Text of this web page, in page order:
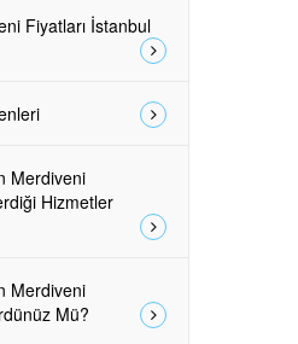
Fiyatları İstanbul
Merdiveni
Hizmetler
Merdiveni
Mü?